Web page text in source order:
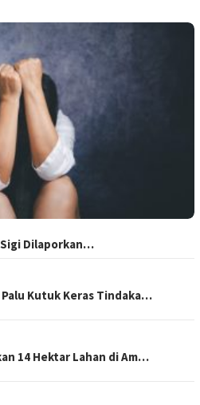
Sigi Dilaporkan…
Palu Kutuk Keras Tindaka…
14 Hektar Lahan di Am…